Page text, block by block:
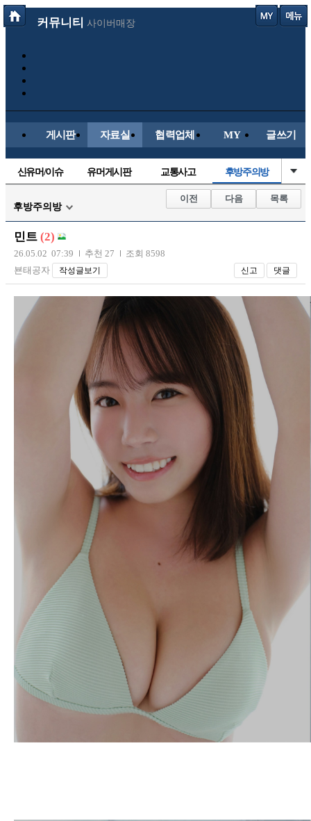
커뮤니티 사이버매장
게시판 자료실 협력업체 MY 글쓰기
신유머/이슈 유머게시판 교통사고 후방주의방
내차사진 직찍/특종
자동차사진 레이싱모델 자유사진 군사/무기
항공/해운/철도
장착시공사진
후방주의방
이전 다음 목록
민트 (2)
26.05.02 07:39 추천 27
조회 8598
뵨태공자
작성글보기 신고 댓글